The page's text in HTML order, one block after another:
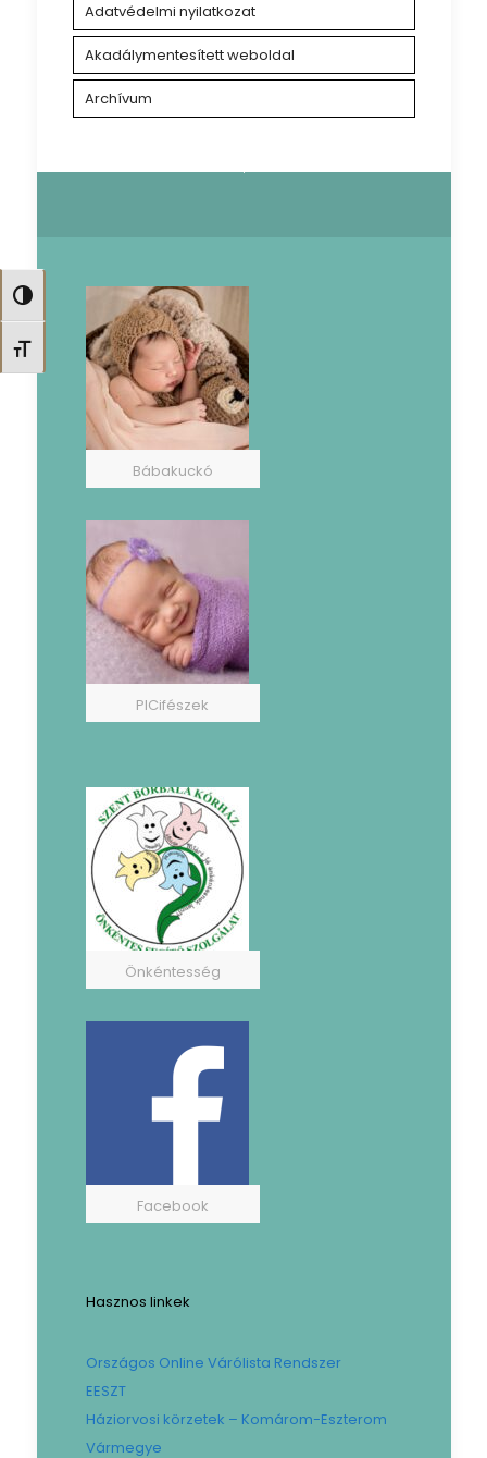
Nagy kontraszt váltása
Betűméret váltása
Adatvédelmi nyilatkozat
Akadálymentesített weboldal
Archívum
Bábakuckó
PICifészek
Önkéntesség
Facebook
Hasznos linkek
Országos Online Várólista Rendszer
EESZT
Háziorvosi körzetek – Komárom-Eszterom
Vármegye